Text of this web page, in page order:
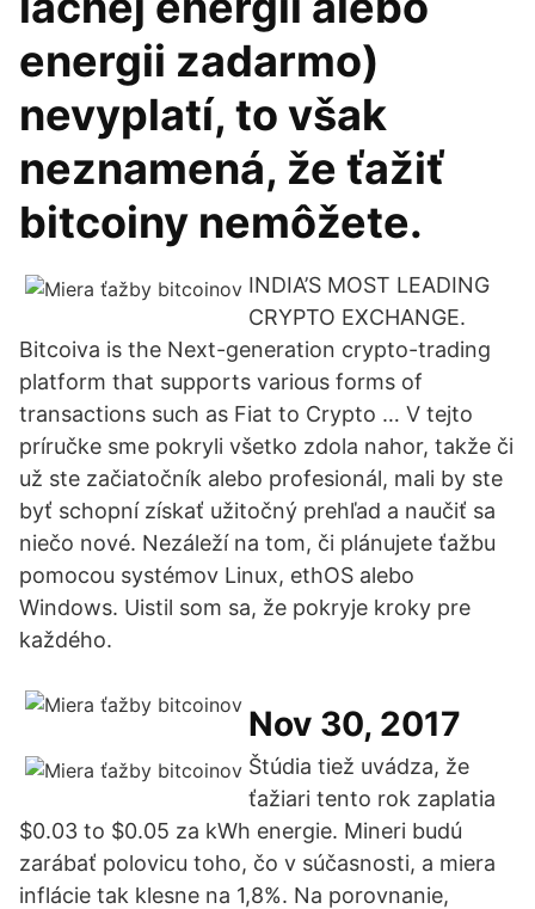
energii zadarmo)
nevyplatí, to však
neznamená, že ťažiť
bitcoiny nemôžete.
INDIA’S MOST LEADING
CRYPTO EXCHANGE.
Bitcoiva is the Next-generation crypto-trading
platform that supports various forms of
transactions such as Fiat to Crypto … V tejto
príručke sme pokryli všetko zdola nahor, takže či
už ste začiatočník alebo profesionál, mali by ste
byť schopní získať užitočný prehľad a naučiť sa
niečo nové. Nezáleží na tom, či plánujete ťažbu
pomocou systémov Linux, ethOS alebo
Windows. Uistil som sa, že pokryje kroky pre
každého.
Nov 30, 2017
Štúdia tiež uvádza, že
ťažiari tento rok zaplatia
$0.03 to $0.05 za kWh energie. Mineri budú
zarábať polovicu toho, čo v súčasnosti, a miera
inflácie tak klesne na 1,8%. Na porovnanie,